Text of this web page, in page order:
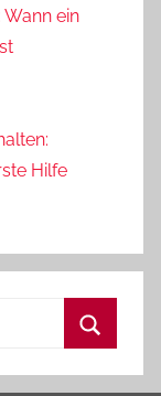
ein
Hilfe